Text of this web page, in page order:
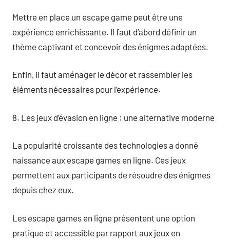
Mettre en place un escape game peut être une
expérience enrichissante. Il faut d’abord définir un
thème captivant et concevoir des énigmes adaptées.
Enfin, il faut aménager le décor et rassembler les
éléments nécessaires pour l’expérience.
8. Les jeux d’évasion en ligne : une alternative moderne
La popularité croissante des technologies a donné
naissance aux escape games en ligne. Ces jeux
permettent aux participants de résoudre des énigmes
depuis chez eux.
Les escape games en ligne présentent une option
pratique et accessible par rapport aux jeux en